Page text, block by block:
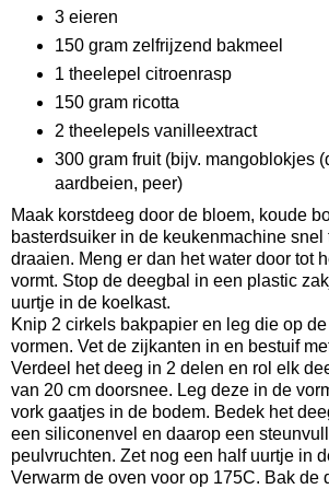
3 eieren
150 gram zelfrijzend bakmeel
1 theelepel citroenrasp
150 gram ricotta
2 theelepels vanilleextract
300 gram fruit (bijv. mangoblokjes
aardbeien, peer)
Maak korstdeeg door de bloem, koude
basterdsuiker in de keukenmachine snel
draaien. Meng er dan het water door tot
vormt. Stop de deegbal in een plastic
uurtje in de koelkast.
Knip 2 cirkels bakpapier en leg die op
vormen. Vet de zijkanten in en bestuif
Verdeel het deeg in 2 delen en rol elk
van 20 cm doorsnee. Leg deze in de
vork gaatjes in de bodem. Bedek het
een siliconenvel en daarop een
peulvruchten. Zet nog een half uurtje in
Verwarm de oven voor op 175C. Bak de